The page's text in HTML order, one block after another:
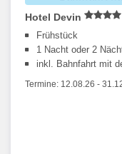
Hotel Devin
Frühstück
1 Nacht oder 2
inkl. Bahnfahrt mit
Termine: 12.08.26 -